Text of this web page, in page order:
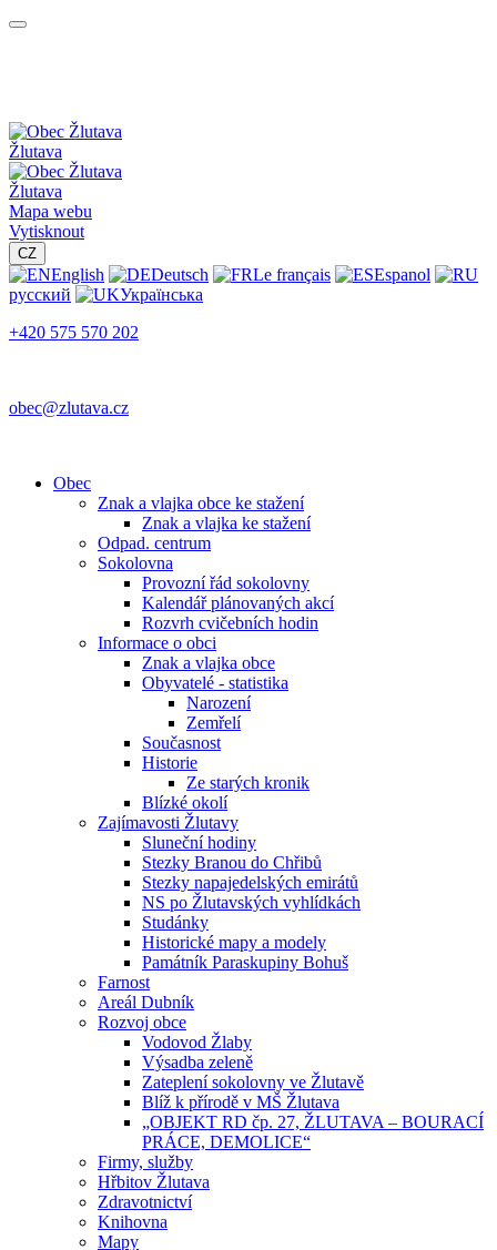
Žlutava
Žlutava
Mapa webu
Vytisknout
CZ
English Deutsch Le français
Espanol
русский
Українська
+420 575 570 202
obec@zlutava.cz
Obec
Znak a vlajka obce ke stažení
Znak a vlajka ke stažení
Odpad. centrum
Sokolovna
Provozní řád sokolovny
Kalendář plánovaných akcí
Rozvrh cvičebních hodin
Informace o obci
Znak a vlajka obce
Obyvatelé - statistika
Narození
Zemřelí
Současnost
Historie
Ze starých kronik
Blízké okolí
Zajímavosti Žlutavy
Sluneční hodiny
Stezky Branou do Chřibů
Stezky napajedelských emirátů
NS po Žlutavských vyhlídkách
Studánky
Historické mapy a modely
Památník Paraskupiny Bohuš
Farnost
Areál Dubník
Rozvoj obce
Vodovod Žlaby
Výsadba zeleně
Zateplení sokolovny ve Žlutavě
Blíž k přírodě v MŠ Žlutava
„OBJEKT RD čp. 27, ŽLUTAVA – BOURACÍ
PRÁCE, DEMOLICE“
Firmy, služby
Hřbitov Žlutava
Zdravotnictví
Knihovna
Mapy